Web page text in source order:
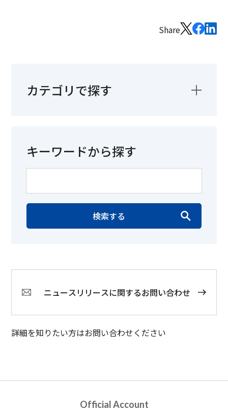
Share
カテゴリで探す
キーワードから探す
検索する
ニュースリリースに関するお問い合わせ
詳細を知りたい方はお問い合わせください
Official Account